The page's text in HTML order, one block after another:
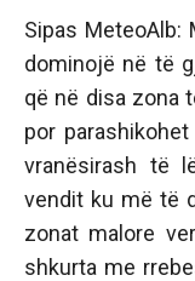
Sipas
dominojë në të
që në disa zona
por
vranësirash të
vendit ku më të
zonat malore
shkurta me